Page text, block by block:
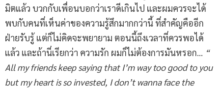
มิตแล้ว บวกกับเพื่อนบอกว่าเราดีเกินไป และผมควรจะได้
พบกับคนที่เห็นค่าของความรู้สึกมากกว่านี้ ที่สำคัญคืออีก
ฝ่ายรับรู้ แต่ก็ไม่คิดจะพยายาม ตอนนี้ถึงเวลาที่ควรพอได้
แล้ว และถ้านี่เรียกว่า ความรัก ผมก็ไม่ต้องการมันหรอก… “
All my friends keep saying that I’m way too good to you
but my heart is so invested, I don’t wanna face the